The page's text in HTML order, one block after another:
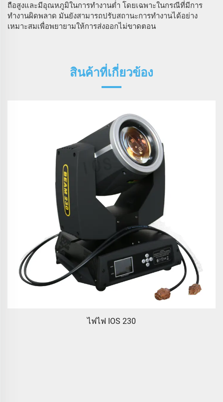
ถือสูงและมีอุณหภูมิในการทำงานต่ำ โดยเฉพาะในกรณีที่มีการ
ทำงานผิดพลาด มันยังสามารถปรับสถานะการทำงานได้อย่าง
เหมาะสมเพื่อพยายามให้การส่งออกไม่ขาดตอน
สินค้าที่เกี่ยวข้อง
ไฟไฟ IOS 230